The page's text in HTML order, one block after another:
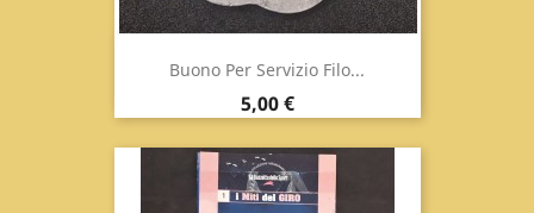
Buono Per Servizio Filo...
Prezzo
5,00 €